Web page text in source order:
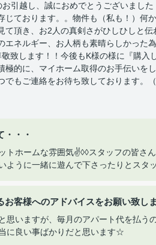
引越し、誠におめでとうございまし
じております。。物件も（私も！）何
て頂き、お2人の真剣さがひしひしと
エネルギー、お人柄も素晴らしかった
致します！！今後もK様の様に『購入
極的に、マイホーム取得のお手伝いを
でもご連絡をお待ち致しております。
・・・
トホームな雰囲気✌◊◊スタッフの皆さ
ように一緒に遊んで下さったりとスタ
客様へのアドバイスをお願い致し
思いますが、毎月のアパート代を払う
に良い事ばかりだと思います☆